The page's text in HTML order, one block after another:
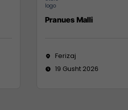
Pranues Malli
Ferizaj
19 Gusht 2026